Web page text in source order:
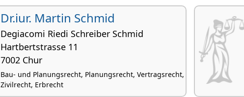
Dr.iur. Martin Schmid
Degiacomi Riedi Schreiber Schmid
Hartbertstrasse 11
7002 Chur
Bau- und Planungsrecht, Planungsrecht, Vertragsrecht,
Zivilrecht, Erbrecht